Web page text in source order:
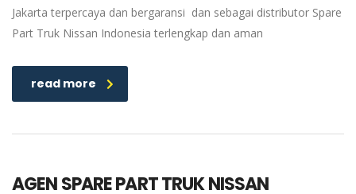
Jakarta terpercaya dan bergaransi dan sebagai distributor Spare
Part Truk Nissan Indonesia terlengkap dan aman
read more
AGEN SPARE PART TRUK NISSAN